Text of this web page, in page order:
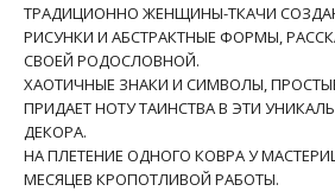
ТРАДИЦИОННО ЖЕНЩИНЫ-ТКАЧИ
РИСУНКИ И АБСТРАКТНЫЕ ФОРМЫ,
СВОЕЙ РОДОСЛОВНОЙ.
ХАОТИЧНЫЕ ЗНАКИ И СИМВОЛЫ,
ПРИДАЕТ НОТУ ТАИНСТВА В ЭТИ
ДЕКОРА.
НА ПЛЕТЕНИЕ ОДНОГО КОВРА У
МЕСЯЦЕВ КРОПОТЛИВОЙ РАБОТЫ.